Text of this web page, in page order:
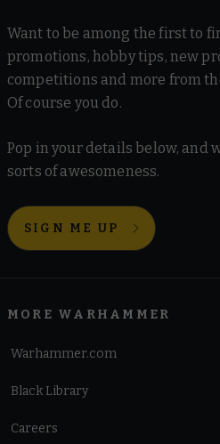
Want to be among the first to
promotions, hobby tips, new
competitions and more from
Of course you do.
Pop in your details below, and
sorts of awesomeness.
SIGN ME UP
MORE WARHAMMER
Warhammer.com
Black Library
Careers